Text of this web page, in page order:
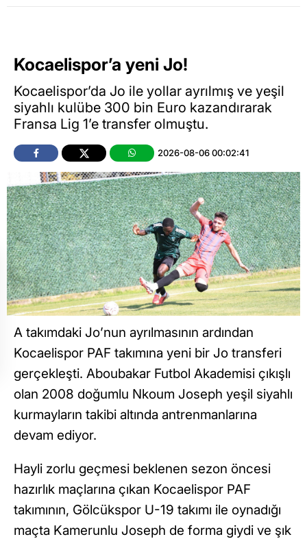
Kocaelispor’a yeni Jo!
Kocaelispor’da Jo ile yollar ayrılmış ve yeşil
siyahlı kulübe 300 bin Euro kazandırarak
Fransa Lig 1’e transfer olmuştu.
2026-08-06 00:02:41
A takımdaki Jo’nun ayrılmasının ardından
Kocaelispor PAF takımına yeni bir Jo transferi
gerçekleşti. Aboubakar Futbol Akademisi çıkışlı
olan 2008 doğumlu Nkoum Joseph yeşil siyahlı
kurmayların takibi altında antrenmanlarına
devam ediyor.
Hayli zorlu geçmesi beklenen sezon öncesi
hazırlık maçlarına çıkan Kocaelispor PAF
takımının, Gölcükspor U-19 takımı ile oynadığı
maçta Kamerunlu Joseph de forma giydi ve şık